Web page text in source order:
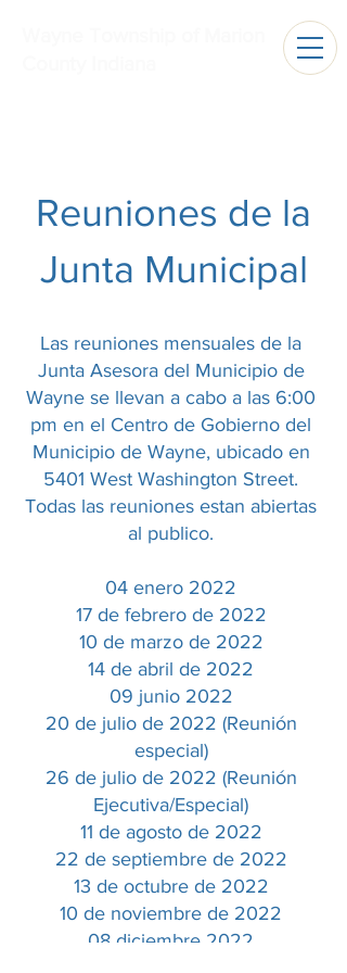
Reuniones de la
Junta Municipal
Las reuniones mensuales de la
Junta Asesora del Municipio de
Wayne se llevan a cabo a las 6:00
pm en el Centro de Gobierno del
Municipio de Wayne, ubicado en
5401 West Washington Street.
Todas las reuniones estan abiertas
al publico.
04 enero 2022
17 de febrero de 2022
10 de marzo de 2022
14 de abril de 2022
09 junio 2022
20 de julio de 2022 (Reunión
especial)
26 de julio de 2022 (Reunión
Ejecutiva/Especial)
11 de agosto de 2022
22 de septiembre de 2022
13 de octubre de 2022
10 de noviembre de 2022
08 diciembre 2022